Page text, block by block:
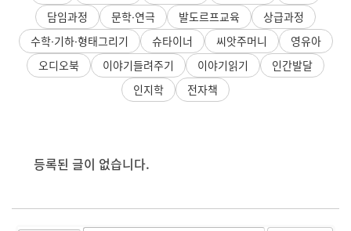
담임과정
문학·연극 발도르프교육
상급과정
수학·기하·형태그리기
슈타이너 씨앗주머니
영유아
오디오북
이야기들려주기 이야기읽기
인간발달
인지학
전자책
등록된 글이 없습니다.